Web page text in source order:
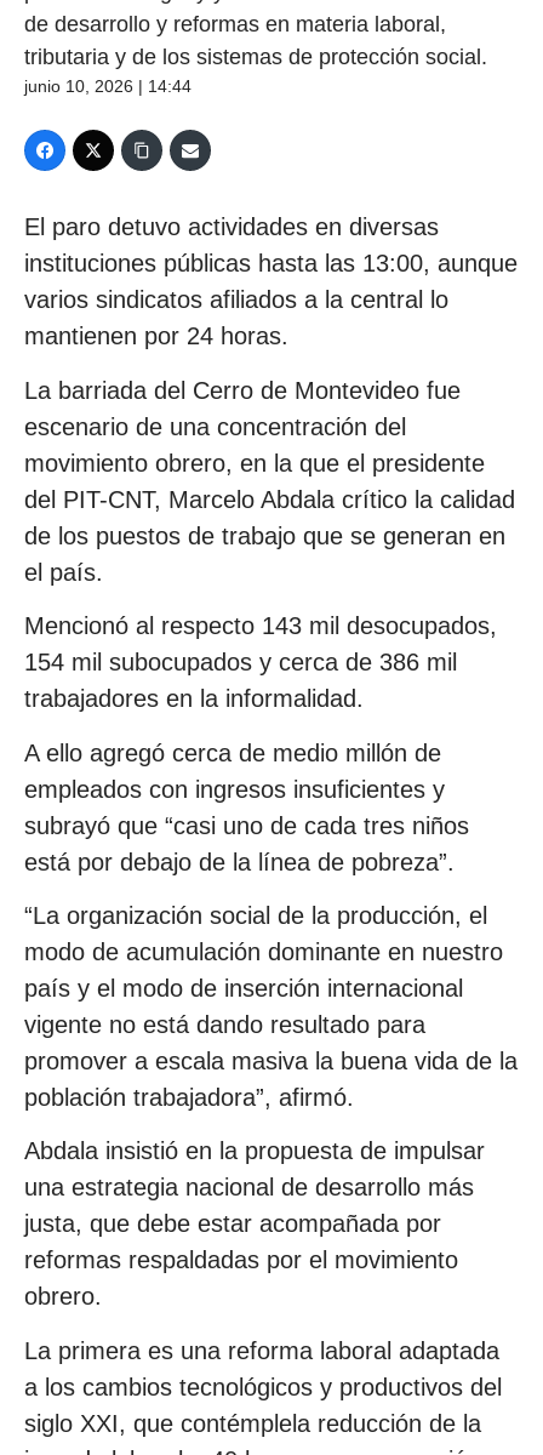
de desarrollo y reformas en materia laboral,
tributaria y de los sistemas de protección social.
junio 10, 2026 | 14:44
El paro detuvo actividades en diversas
instituciones públicas hasta las 13:00, aunque
varios sindicatos afiliados a la central lo
mantienen por 24 horas.
La barriada del Cerro de Montevideo fue
escenario de una concentración del
movimiento obrero, en la que el presidente
del PIT-CNT, Marcelo Abdala crítico la calidad
de los puestos de trabajo que se generan en
el país.
Mencionó al respecto 143 mil desocupados,
154 mil subocupados y cerca de 386 mil
trabajadores en la informalidad.
A ello agregó cerca de medio millón de
empleados con ingresos insuficientes y
subrayó que “casi uno de cada tres niños
está por debajo de la línea de pobreza”.
“La organización social de la producción, el
modo de acumulación dominante en nuestro
país y el modo de inserción internacional
vigente no está dando resultado para
promover a escala masiva la buena vida de la
población trabajadora”, afirmó.
Abdala insistió en la propuesta de impulsar
una estrategia nacional de desarrollo más
justa, que debe estar acompañada por
reformas respaldadas por el movimiento
obrero.
La primera es una reforma laboral adaptada
a los cambios tecnológicos y productivos del
siglo XXI, que contémplela reducción de la